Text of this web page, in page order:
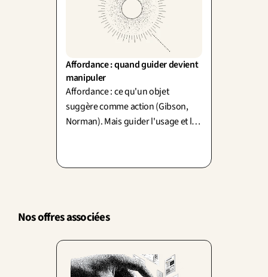
Affordance : quand guider devient
manipuler
Affordance : ce qu'un objet
suggère comme action (Gibson,
Norman). Mais guider l'usage et le
Nos offres associées